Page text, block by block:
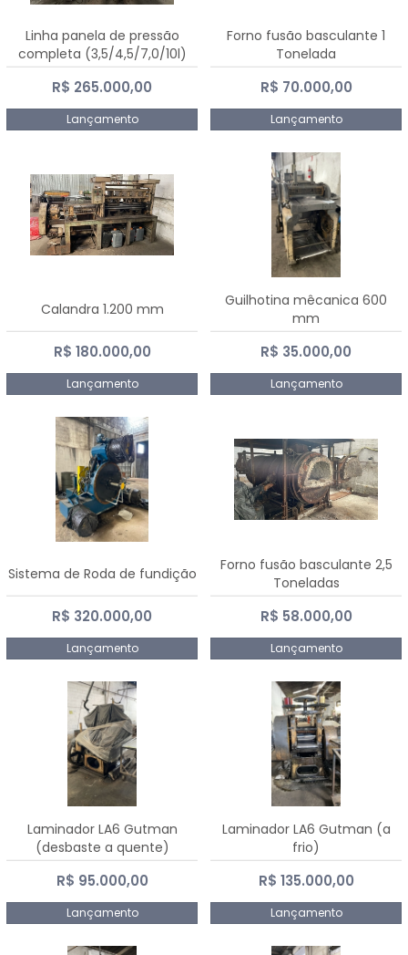
Linha panela de pressão
completa (3,5/4,5/7,0/10l)
R$ 265.000,00
Lançamento
Forno fusão basculante 1
Tonelada
R$ 70.000,00
Lançamento
Calandra 1.200 mm
R$ 180.000,00
Lançamento
Guilhotina mêcanica 600
mm
R$ 35.000,00
Lançamento
Sistema de Roda de fundição
R$ 320.000,00
Lançamento
Forno fusão basculante 2,5
Toneladas
R$ 58.000,00
Lançamento
Laminador LA6 Gutman
(desbaste a quente)
R$ 95.000,00
Lançamento
Laminador LA6 Gutman (a
frio)
R$ 135.000,00
Lançamento